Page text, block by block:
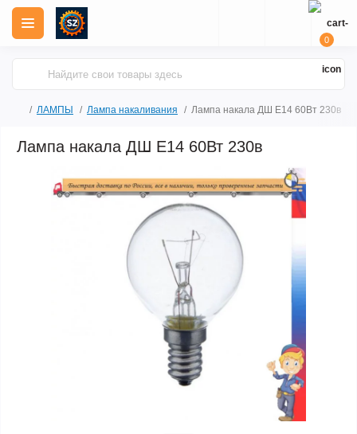
0
ЛАМПЫ Лампа накаливания Лампа накала ДШ Е14 60Вт 230в
Лампа накала ДШ Е14 60Вт 230в